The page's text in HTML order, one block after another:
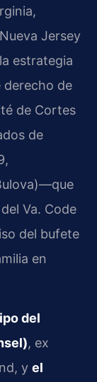
Jersey
estrategia
derecho de
de Cortes
de
Va. Code
del bufete
en
del
, ex
y el